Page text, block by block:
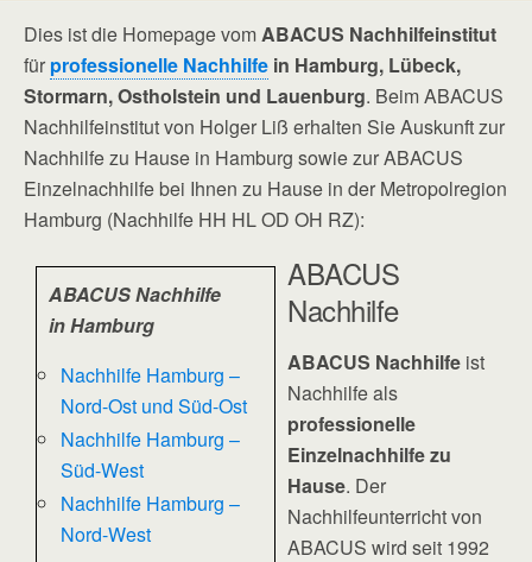
Dies ist die Homepage vomABACUS Nachhilfeinstitut
für professionelle Nachhilfe in Hamburg, Lübeck,
Stormarn, Ostholstein und Lauenburg. Beim ABACUS
Nachhilfeinstitut von Holger Liß erhalten Sie Auskunft zur
Nachhilfe zu Hause in Hamburg sowie zur ABACUS
Einzelnachhilfe bei Ihnen zu Hause in der Metropolregion
Hamburg (Nachhilfe HH HL OD OH RZ):
ABACUS Nachhilfe
in Hamburg
Nachhilfe Hamburg –
Nord-Ost und Süd-Ost
Nachhilfe Hamburg –
Süd-West
Nachhilfe Hamburg –
Nord-West
ABACUS
Nachhilfe
ABACUS Nachhilfe ist
Nachhilfe als
professionelle
Einzelnachhilfe zu
Hause. Der
Nachhilfeunterricht von
ABACUS wird seit 1992